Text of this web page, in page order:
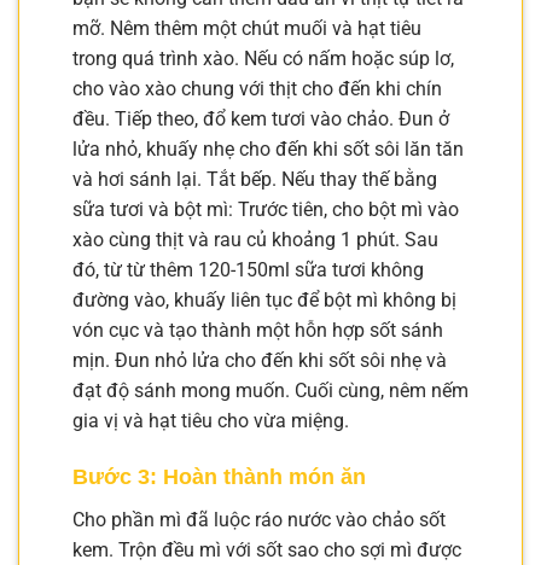
mỡ. Nêm thêm một chút muối và hạt tiêu
trong quá trình xào. Nếu có nấm hoặc súp lơ,
cho vào xào chung với thịt cho đến khi chín
đều. Tiếp theo, đổ kem tươi vào chảo. Đun ở
lửa nhỏ, khuấy nhẹ cho đến khi sốt sôi lăn tăn
và hơi sánh lại. Tắt bếp. Nếu thay thế bằng
sữa tươi và bột mì: Trước tiên, cho bột mì vào
xào cùng thịt và rau củ khoảng 1 phút. Sau
đó, từ từ thêm 120-150ml sữa tươi không
đường vào, khuấy liên tục để bột mì không bị
vón cục và tạo thành một hỗn hợp sốt sánh
mịn. Đun nhỏ lửa cho đến khi sốt sôi nhẹ và
đạt độ sánh mong muốn. Cuối cùng, nêm nếm
gia vị và hạt tiêu cho vừa miệng.
Bước 3: Hoàn thành món ăn
Cho phần mì đã luộc ráo nước vào chảo sốt
kem. Trộn đều mì với sốt sao cho sợi mì được